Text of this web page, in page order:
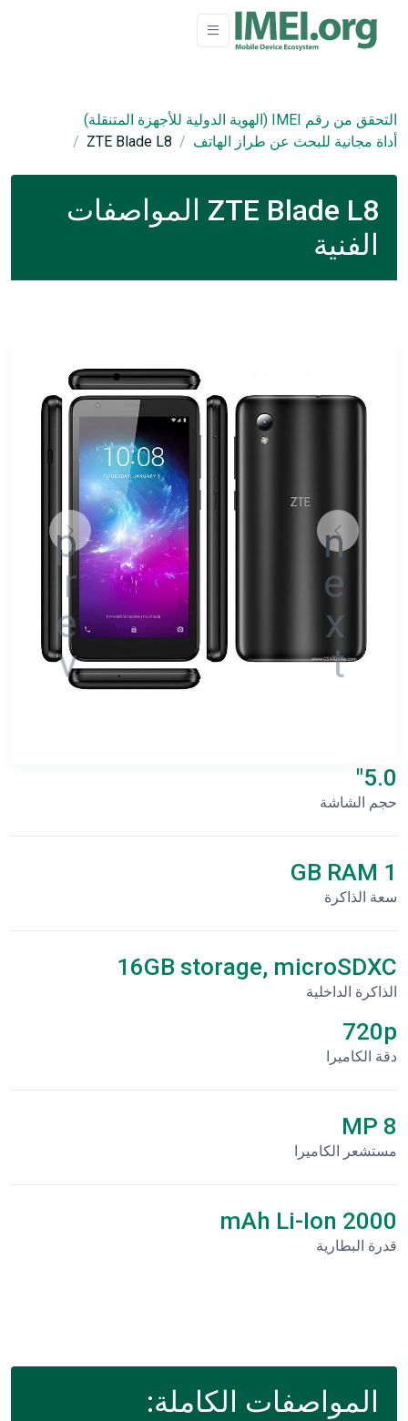
التحقق من رقم IMEI (الهوية الدولية للأجهزة المتنقلة)
أداة مجانية للبحث عن طراز الهاتف
ZTE Blade L8
ZTE Blade L8 المواصفات
الفنية
5.0"
حجم الشاشة
1 GB RAM
سعة الذاكرة
16GB storage, microSDXC
الذاكرة الداخلية
720p
دقة الكاميرا
8 MP
مستشعر الكاميرا
2000 mAh Li-Ion
قدرة البطارية
المواصفات الكاملة: